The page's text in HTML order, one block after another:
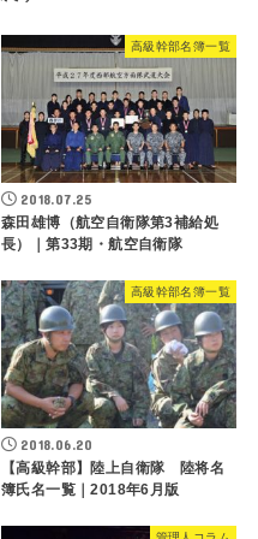
高級幹部名簿一覧
2018.07.25
森田雄博（航空自衛隊第3補給処
長）｜第33期・航空自衛隊
高級幹部名簿一覧
2018.06.20
【高級幹部】陸上自衛隊 陸将名
簿氏名一覧｜2018年6月版